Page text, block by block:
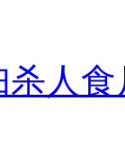
杀人食